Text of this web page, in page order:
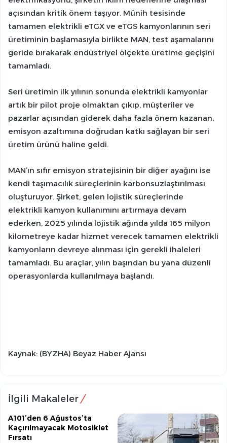
açısından kritik önem taşıyor. Münih tesisinde
tamamen elektrikli eTGX ve eTGS kamyonlarının seri
üretiminin başlamasıyla birlikte MAN, test aşamalarını
geride bırakarak endüstriyel ölçekte üretime geçişini
tamamladı.
Seri üretimin ilk yılının sonunda elektrikli kamyonlar
artık bir pilot proje olmaktan çıkıp, müşteriler ve
pazarlar açısından giderek daha fazla önem kazanan,
emisyon azaltımına doğrudan katkı sağlayan bir seri
üretim ürünü haline geldi.
MAN’ın sıfır emisyon stratejisinin bir diğer ayağını ise
kendi taşımacılık süreçlerinin karbonsuzlaştırılması
oluşturuyor. Şirket, gelen lojistik süreçlerinde
elektrikli kamyon kullanımını artırmaya devam
ederken, 2025 yılında lojistik ağında yılda 165 milyon
kilometreye kadar hizmet verecek tamamen elektrikli
kamyonların devreye alınması için gerekli ihaleleri
tamamladı. Bu araçlar, yılın başından bu yana düzenli
operasyonlarda kullanılmaya başlandı.
Kaynak: (BYZHA) Beyaz Haber Ajansı
İlgili Makaleler
A101’den 6 Ağustos’ta
Kaçırılmayacak Motosiklet
Fırsatı